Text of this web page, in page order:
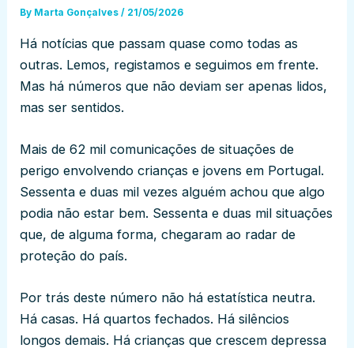
By Marta Gonçalves/ 21/05/2026
Há notícias que passam quase como todas as
outras. Lemos, registamos e seguimos em frente.
Mas há números que não deviam ser apenas lidos,
mas ser sentidos.
Mais de 62 mil comunicações de situações de
perigo envolvendo crianças e jovens em Portugal.
Sessenta e duas mil vezes alguém achou que algo
podia não estar bem. Sessenta e duas mil situações
que, de alguma forma, chegaram ao radar de
proteção do país.
Por trás deste número não há estatística neutra.
Há casas. Há quartos fechados. Há silêncios
longos demais. Há crianças que crescem depressa